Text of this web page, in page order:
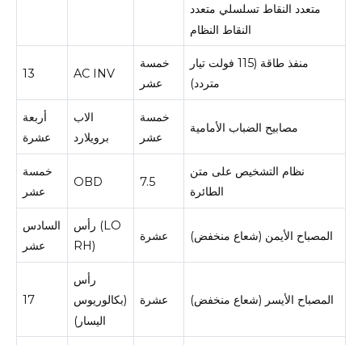
متعدد النقاط تسلسلي متعدد
النقاط النظام
13 AC INV
خمسة
عشر
منفذ طاقة (115 فولت تيار
متردد)
أربعة
عشرة
الاب
برويلارد
خمسة
عشر
مصابيح الضباب الأمامية
خمسة
عشر
OBD 7.5
نظام التشخيص على متن
الطائرة
السادس
عشر
رأس (LO
RH)
عشرة المصباح الأيمن (شعاع منخفض)
17
رأس
(بكالوريوس
اليسار)
عشرة المصباح الأيسر (شعاع منخفض)